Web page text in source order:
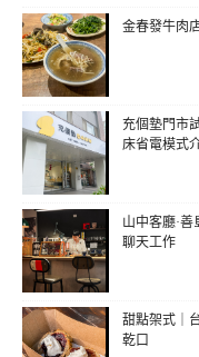
金春發牛肉
充個墊門市
床省電模式
山中客廳·
聊天工作
甜點架式｜
乾口